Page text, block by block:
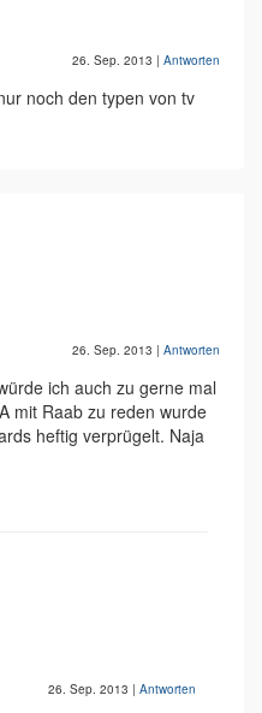
26. Sep. 2013 | Antworten
noch den typen von tv
26. Sep. 2013 | Antworten
ich auch zu gerne mal
mit Raab zu reden wurde
heftig verprügelt. Naja
26. Sep. 2013 | Antworten